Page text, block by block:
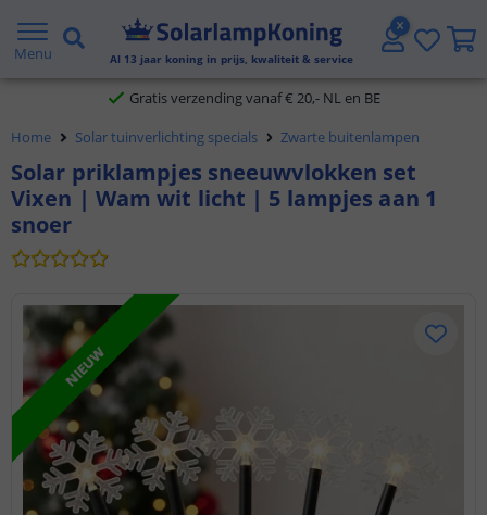
Menu Al 13 jaar koning in prijs, kwaliteit & service
2 jaar garantie
Gratis verzending vanaf € 20,- NL en BE
Klantbeoordeling 9.1
Voor 23:45 uur besteld,morgen in huis
Home Solar tuinverlichting specials Zwarte buitenlampen
Solar priklampjes sneeuwvlokken set
Vixen | Wam wit licht | 5 lampjes aan 1
snoer
NIEUW